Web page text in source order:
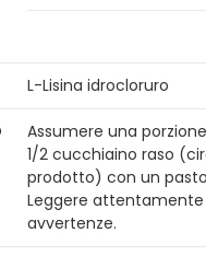
L-Lisina idrocloruro
Assumere una
1/2 cucchiaino raso
prodotto) con un
Leggere attentamente
avvertenze.